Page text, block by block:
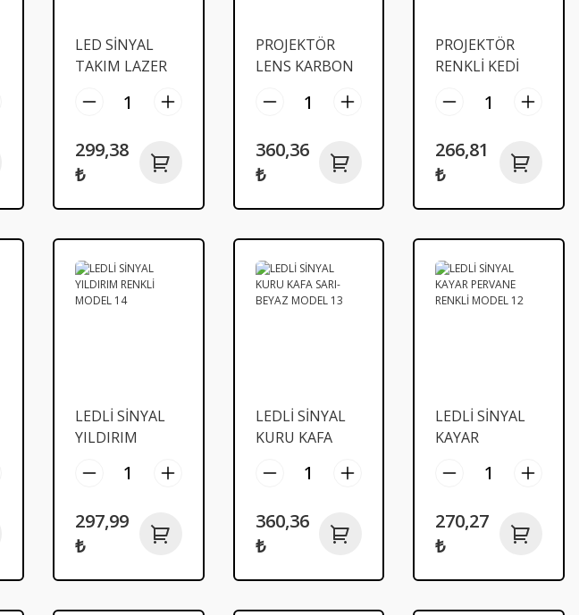
LED SİNYAL
TAKIM LAZER
299,38
₺
PROJEKTÖR
LENS KARBON
360,36
₺
PROJEKTÖR
RENKLİ KEDİ
266,81
₺
LEDLİ SİNYAL
YILDIRIM
14
297,99
₺
LEDLİ SİNYAL
KURU KAFA
MODEL 13
360,36
₺
LEDLİ SİNYAL
KAYAR
RENKLİ MODEL
270,27
₺